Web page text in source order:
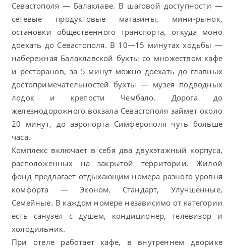
Севастополя — Балаклаве. В шаговой доступности —
сетевые продуктовые магазины, мини-рынок,
остановки общественного транспорта, откуда моно
доехать до Севастополя. В 10—15 минутах ходьбы —
набережная Балаклавской бухты со множеством кафе
и ресторанов, за 5 минут можно доехать до главных
достопримечательностей бухты — музея подводных
лодок и крепости Чембало. Дорога до
железнодорожного вокзала Севастополя займет около
20 минут, до аэропорта Симферополя чуть больше
часа.
Комплекс включает в себя два двухэтажный корпуса,
расположенных на закрытой территории. Жилой
фонд предлагает отдыхающим номера разного уровня
комфорта — Эконом, Стандарт, Улучшенные,
Семейные. В каждом номере независимо от категории
есть санузел с душем, кондиционер, телевизор и
холодильник.
При отеле работает кафе, в внутреннем дворике